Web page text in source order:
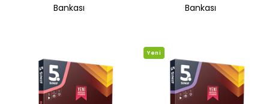
Bankası
Bankası
Yeni